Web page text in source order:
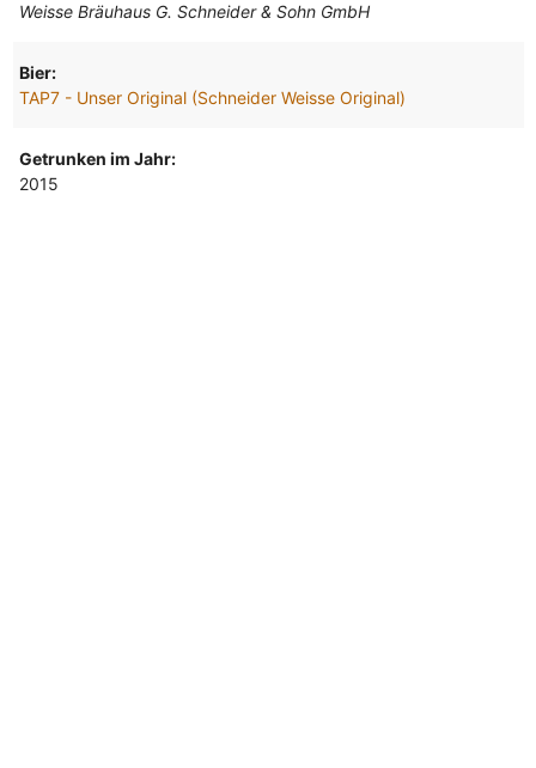
Weisse Bräuhaus G. Schneider & Sohn GmbH
Bier:
TAP7 - Unser Original (Schneider Weisse Original)
Getrunken im Jahr:
2015